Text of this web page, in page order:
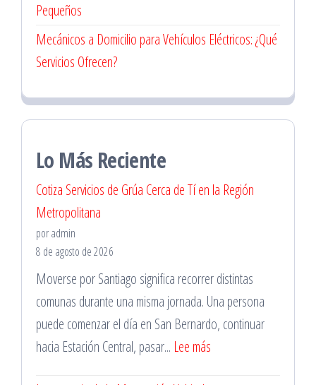
Pequeños
Mecánicos a Domicilio para Vehículos Eléctricos: ¿Qué
Servicios Ofrecen?
Lo Más Reciente
Cotiza Servicios de Grúa Cerca de Tí en la Región
Metropolitana
por admin
8 de agosto de 2026
Moverse por Santiago significa recorrer distintas
comunas durante una misma jornada. Una persona
puede comenzar el día en San Bernardo, continuar
hacia Estación Central, pasar... Lee más